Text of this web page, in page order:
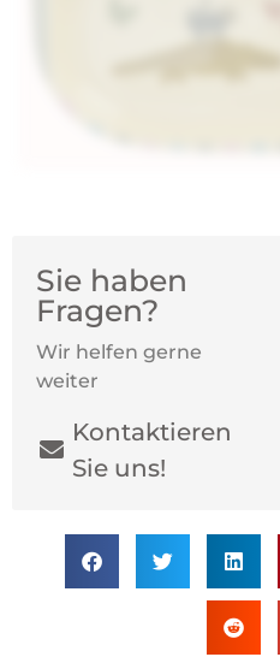
Sie haben
Fragen?
Wir helfen gerne
weiter
Kontaktieren
Sie uns!